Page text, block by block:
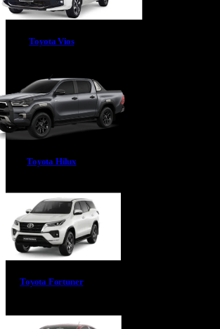
Toyota Vios
Toyota Hilux
Toyota Fortuner